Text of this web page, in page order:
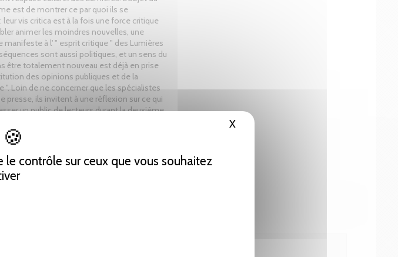
le contrôle sur ceux que vous souhaitez
X Masquer le bandeau des cookies
est de montrer ce par quoi ils se
leur vis critica est à la fois une force critique
animer les moindres nouvelles, une
manifeste à l' " esprit critique " des Lumières
sont aussi politiques, et un sens du
être totalement nouveau est déjà en prise
des opinions publiques et de la
". Loin de ne concerner que les spécialistes
presse, ils invitent à une réflexion sur ce qui
un public de lecteurs durant la deuxième